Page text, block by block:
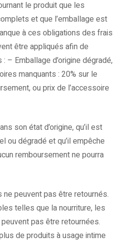
le produit que les
et que l’emballage est
à ces obligations des frais
être appliqués afin de
– Emballage d’origine dégradé,
manquants : 20% sur le
ou prix de l’accessoire
son état d’origine, qu’il est
ou dégradé et qu’il empêche
remboursement ne pourra
peuvent pas être retournés.
telles que la nourriture, les
pas être retournées.
de produits à usage intime